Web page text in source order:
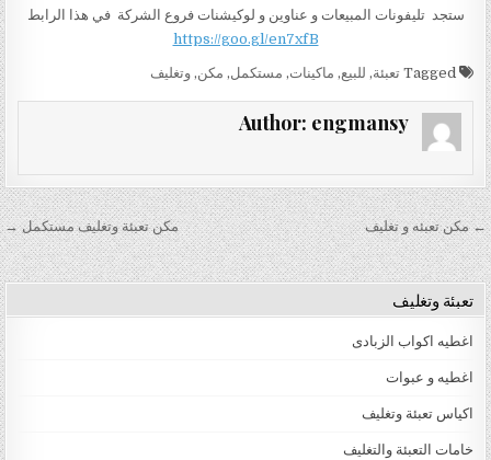
ستجد تليفونات المبيعات و عناوين و لوكيشنات فروع الشركة في هذا الرابط
https://goo.gl/en7xfB
Tagged تعبئة, للبيع, ماكينات, مستكمل, مكن,وتغليف
Author: engmansy
تصفّح المقالات مكن تعبئة وتغليف مستكمل → ← مكن تعبئه و تغليف
تعبئة وتغليف
اغطيه اكواب الزبادى
اغطيه و عبوات
اكياس تعبئة وتغليف
خامات التعبئة والتغليف